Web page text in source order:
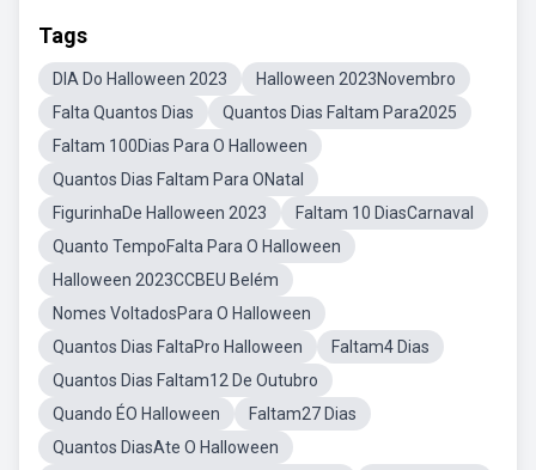
Tags
DIA Do Halloween 2023
Halloween 2023Novembro
Falta Quantos Dias
Quantos Dias Faltam Para2025
Faltam 100Dias Para O Halloween
Quantos Dias Faltam Para ONatal
FigurinhaDe Halloween 2023
Faltam 10 DiasCarnaval
Quanto TempoFalta Para O Halloween
Halloween 2023CCBEU Belém
Nomes VoltadosPara O Halloween
Quantos Dias FaltaPro Halloween
Faltam4 Dias
Quantos Dias Faltam12 De Outubro
Quando ÉO Halloween
Faltam27 Dias
Quantos DiasAte O Halloween